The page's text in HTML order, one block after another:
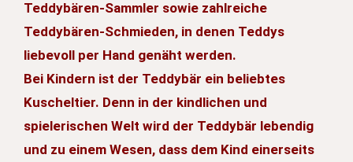
Teddybären-Sammler sowie zahlreiche
Teddybären-Schmieden, in denen Teddys
liebevoll per Hand genäht werden.
Bei Kindern ist der Teddybär ein beliebtes
Kuscheltier. Denn in der kindlichen und
spielerischen Welt wird der Teddybär lebendig
und zu einem Wesen, dass dem Kind einerseits